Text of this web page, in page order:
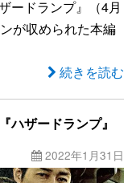
ードランプ』（4月
が収められた本編
続きを読む
ザードランプ』
2022年1月31日